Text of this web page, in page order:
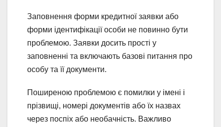
Заповнення форми кредитної заявки або
форми ідентифікації особи не повинно бути
проблемою. Заявки досить прості у
заповненні та включають базові питання про
особу та її документи.
Поширеною проблемою є помилки у імені і
прізвищі, номері документів або їх назвах
через поспіх або необачність. Важливо